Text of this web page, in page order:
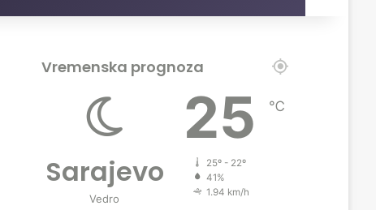
Vremenska prognoza
Sarajevo
Vedro
25 ℃
25º - 22º
41%
1.94 km/h